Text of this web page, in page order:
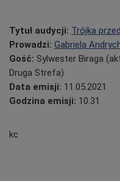
Tytuł audycji: Trójka
Prowadzi: Gabriela
Gość: Sylwester Biraga
Druga Strefa)
Data emisji: 11.05.2021
Godzina emisji: 10.31
kc